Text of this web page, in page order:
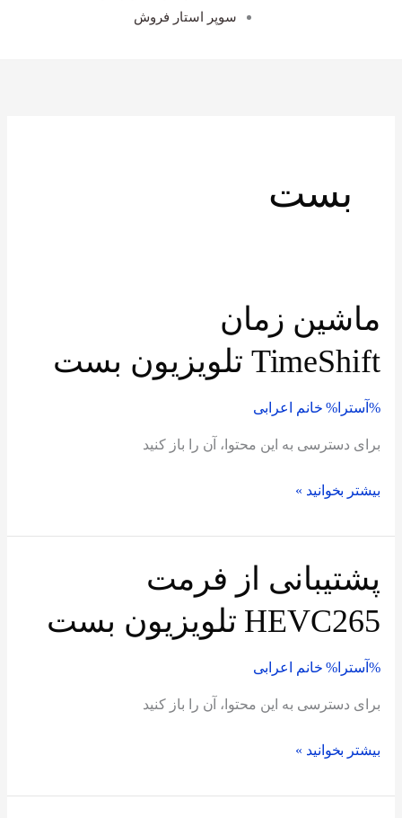
سوپر استار فروش
بست
ماشین زمان
TimeShift تلویزیون بست
%آسترا% خانم اعرابی
برای دسترسی به این محتوا، آن را باز کنید
ماشین
زمان
TimeShift تلویزیون
بیشتر بخوانید »
پشتیبانی از فرمت
HEVC265 تلویزیون بست
%آسترا% خانم اعرابی
برای دسترسی به این محتوا، آن را باز کنید
پشتیبانی
از
فرمت
تلویزیون
بیشتر بخوانید »